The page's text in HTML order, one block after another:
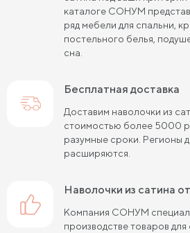
каталоге СОНУМ
ряд мебели для спальни,
постельного белья,
сна.
Бесплатная доставка
Доставим наволочки из
стоимостью более 5000
разумные сроки. Регионы
расширяются.
наволочки из сатина
Компания СОНУМ
производстве товаров